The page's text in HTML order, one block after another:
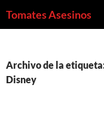
Tomates Asesinos
Archivo de la
Disney